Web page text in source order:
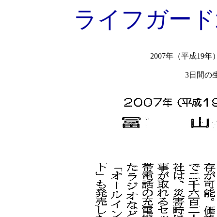
ライフガー
2007年（平成19
3日間の